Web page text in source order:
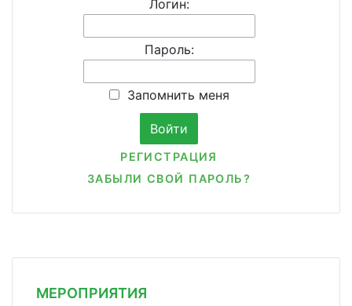
Логин:
Пароль:
Запомнить меня
РЕГИСТРАЦИЯ
ЗАБЫЛИ СВОЙ ПАРОЛЬ?
МЕРОПРИЯТИЯ